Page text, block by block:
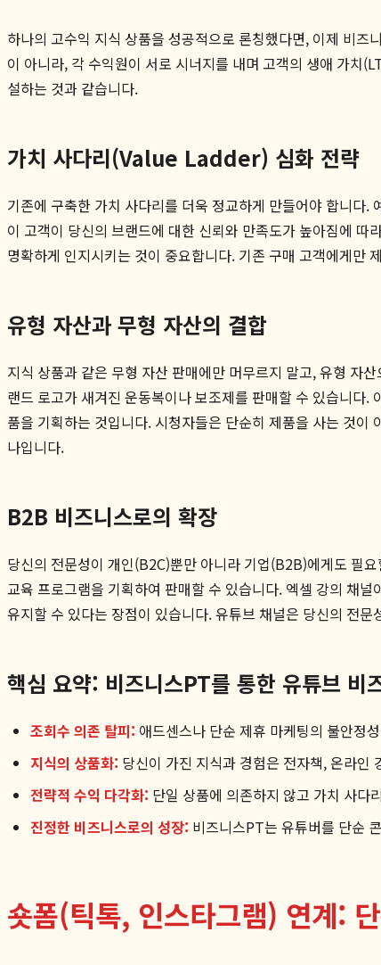
하나의 고수익 지식 상품을 성공적으로 론칭했다면, 이제 비즈
이 아니라, 각 수익원이 서로 시너지를 내며 고객의 생애 가치
설하는 것과 같습니다.
가치 사다리(Value Ladder) 심화 전략
기존에 구축한 가치 사다리를 더욱 정교하게 만들어야 합니
이 고객이 당신의 브랜드에 대한 신뢰와 만족도가 높아짐에
명확하게 인지시키는 것이 중요합니다. 기존 구매 고객에게
유형 자산과 무형 자산의 결합
지식 상품과 같은 무형 자산 판매에만 머무르지 말고, 유형 자
랜드 로고가 새겨진 운동복이나 보조제를 판매할 수 있습니다
품을 기획하는 것입니다. 시청자들은 단순히 제품을 사는 것
나입니다.
B2B 비즈니스로의 확장
당신의 전문성이 개인(B2C)뿐만 아니라 기업(B2B)에게도 필
교육 프로그램을 기획하여 판매할 수 있습니다. 엑셀 강의 채
유지할 수 있다는 장점이 있습니다. 유튜브 채널은 당신의 전
핵심 요약: 비즈니스PT를 통한 유튜브 비
조회수 의존 탈피: 애드센스나 단순 제휴 마케팅의 불안정
지식의 상품화: 당신이 가진 지식과 경험은 전자책, 온라
전략적 수익 다각화: 단일 상품에 의존하지 않고 가치 사
진정한 비즈니스로의 성장: 비즈니스PT는 유튜버를 단순
숏폼(틱톡, 인스타그램) 연계: